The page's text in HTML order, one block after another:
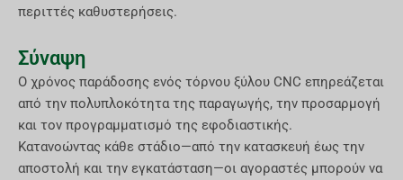
περιττές καθυστερήσεις.
Σύναψη
Ο χρόνος παράδοσης ενός τόρνου ξύλου CNC επηρεάζεται
από την πολυπλοκότητα της παραγωγής, την προσαρμογή
και τον προγραμματισμό της εφοδιαστικής.
Κατανοώντας κάθε στάδιο—από την κατασκευή έως την
αποστολή και την εγκατάσταση—οι αγοραστές μπορούν να